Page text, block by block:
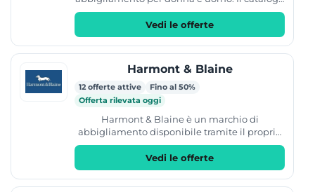
include diverse categorie come abiti, top,
pantaloni, capispalla,...
Vedi le offerte
Harmont & Blaine
12 offerte attive
Fino al 50%
Offerta rilevata oggi
Harmont & Blaine è un marchio di
abbigliamento disponibile tramite il proprio
sito ufficiale. Il negozio online vende capi
d'abbigliamento che...
Vedi le offerte